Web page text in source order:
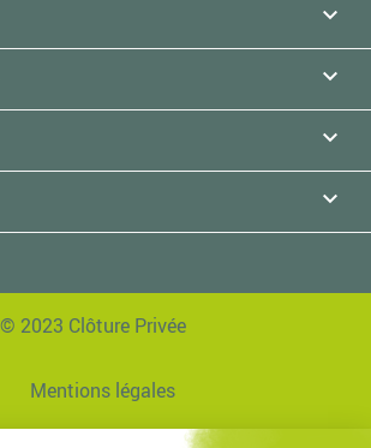




© 2023 Clôture Privée
Mentions légales